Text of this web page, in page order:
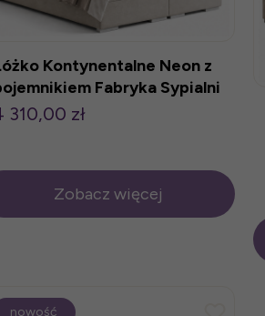
Kontynentalne Neon z
Fabryka Sypialni
310,00 zł
Zobacz więcej
nowość